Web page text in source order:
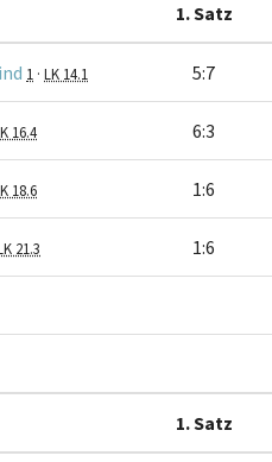
1. Satz
1 · LK 14.1 5:7
16.4 6:3
18.6 1:6
21.3 1:6
1. Satz